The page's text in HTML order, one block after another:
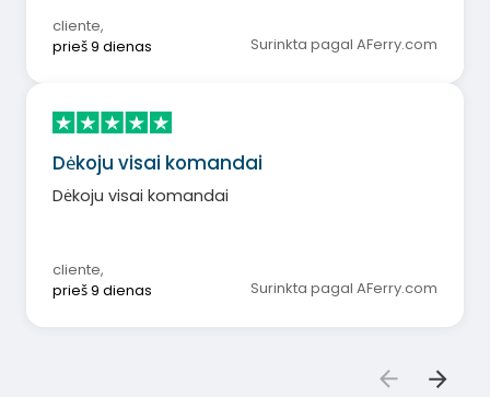
cliente,
prieš 9 dienas
Surinkta pagal AFerry.com
Dėkoju visai komandai
Dėkoju visai komandai
cliente,
prieš 9 dienas
Surinkta pagal AFerry.com